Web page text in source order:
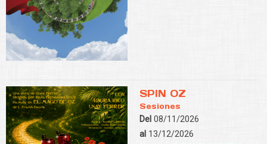
SPIN OZ
Sesiones
Del 08/11/2026
al 13/12/2026